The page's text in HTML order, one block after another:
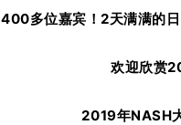
400多位嘉宾！2天满满的
欢迎欣赏
2019年NASH